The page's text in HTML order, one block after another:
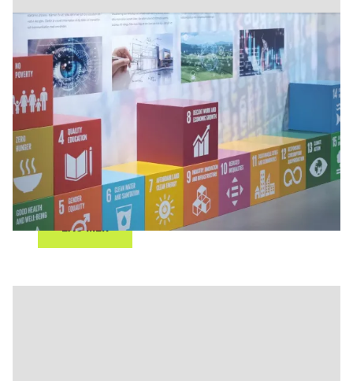
GLOBALA MÅLEN I SKOLAN.
Globala målen i skolan är ett innovativt
skolutvecklingsprogram utvecklat av Universeum.
Det kopplar STEM-ämnena till hållbar utveckling
genom verkliga utmaningar knutna till FN:s globala
mål i Agenda 2030. Programmet stärker lärares
metoder och elevers lärande – men framför allt
bygger det elevernas handlingskompetens för
hållbar utveckling.
LÄS MER